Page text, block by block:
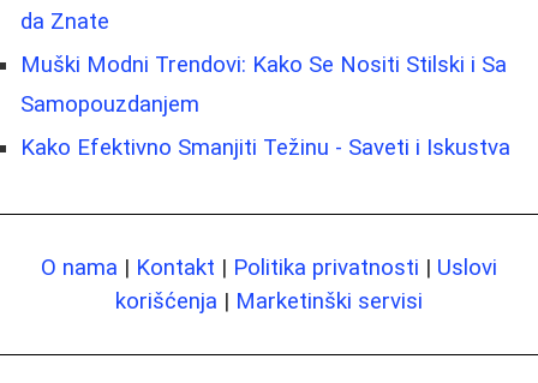
da Znate
Muški Modni Trendovi: Kako Se Nositi Stilski i Sa
Samopouzdanjem
Kako Efektivno Smanjiti Težinu - Saveti i Iskustva
O nama | Kontakt | Politika privatnosti | Uslovi
korišćenja | Marketinški servisi